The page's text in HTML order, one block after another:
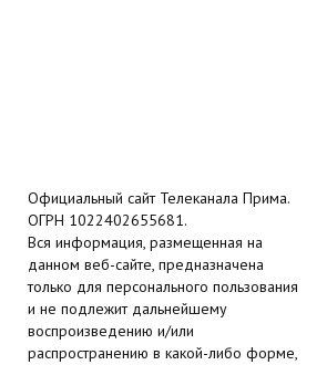
Официальный сайт Телеканала Прима.
ОГРН 1022402655681.
Вся информация, размещенная на
данном веб-сайте, предназначена
только для персонального пользования
и не подлежит дальнейшему
воспроизведению и/или
распространению в какой-либо форме,